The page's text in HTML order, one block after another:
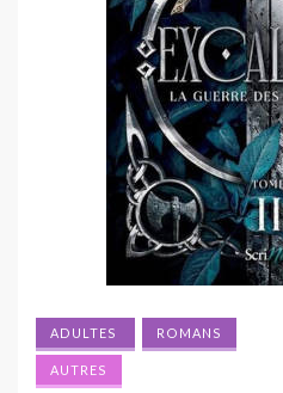
ADULTES ROMANS
AUTRES